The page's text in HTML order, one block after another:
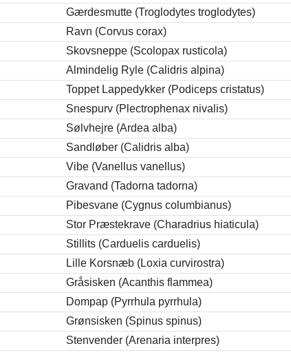
Gærdesmutte (Troglodytes troglodytes)
Ravn (Corvus corax)
Skovsneppe (Scolopax rusticola)
Almindelig Ryle (Calidris alpina)
Toppet Lappedykker (Podiceps cristatus)
Snespurv (Plectrophenax nivalis)
Sølvhejre (Ardea alba)
Sandløber (Calidris alba)
Vibe (Vanellus vanellus)
Gravand (Tadorna tadorna)
Pibesvane (Cygnus columbianus)
Stor Præstekrave (Charadrius hiaticula)
Stillits (Carduelis carduelis)
Lille Korsnæb (Loxia curvirostra)
Gråsisken (Acanthis flammea)
Dompap (Pyrrhula pyrrhula)
Grønsisken (Spinus spinus)
Stenvender (Arenaria interpres)